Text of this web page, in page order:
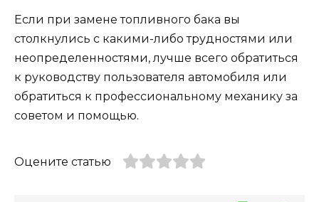
Если при замене топливного бака вы
столкнулись с какими-либо трудностями или
неопределенностями, лучше всего обратиться
к руководству пользователя автомобиля или
обратиться к профессиональному механику за
советом и помощью.
Оцените статью